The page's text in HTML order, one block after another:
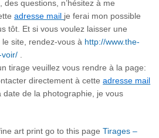
questions, n’hésitez à me
adresse mail je ferai mon possible
tôt. Et si vous voulez laisser une
site, rendez-vous à http://www.the-
tirage veuillez vous rendre à la page:
directement à cetteadresse mail
date de la photographie, je vous
art print go to this pageTirages –